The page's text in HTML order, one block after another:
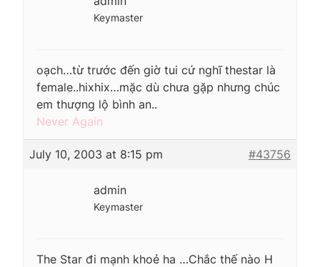
Keymaster
oạch…từ trước đến giờ tui cứ nghĩ thestar là
female..hixhix…mặc dù chưa gặp nhưng chúc
em thượng lộ bình an..
Never Again
July 10, 2003 at 8:15 pm #43756
admin
Keymaster
The Star đi mạnh khoẻ ha …Chắc thế nào H